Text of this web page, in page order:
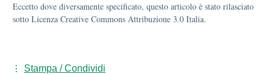
Eccetto dove diversamente specificato, questo articolo è stato rilasciato
sotto Licenza Creative Commons Attribuzione 3.0 Italia.
Stampa / Condividi